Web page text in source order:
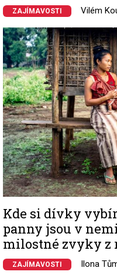
ZAJÍMAVOSTI Vilém
Image
Kde si dívky
panny jsou v
milostné zvyky z
ZAJÍMAVOSTI Ilona